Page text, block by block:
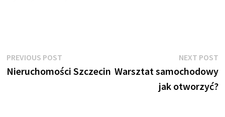
Nawigacja
wpisu
PREVIOUS POSTPrevious
post:
Nieruchomości Szczecin
NEXT POST
Warsztat samochodowy
jak otworzyć?